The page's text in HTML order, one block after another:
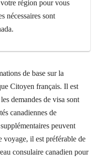
région pour vous
nécessaires sont
de base sur la
Citoyen français. Il est
demandes de visa sont
canadiennes de
peuvent
voyage, il est préférable de
consulaire canadien pour